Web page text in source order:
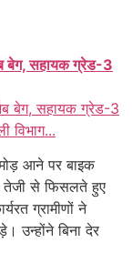
बेग, सहायक ग्रेड-3
बेग, सहायक ग्रेड-3
विभाग...
आने पर बाइक
तेजी से फिसलते हुए
ग्रामीणों ने
उन्होंने बिना देर